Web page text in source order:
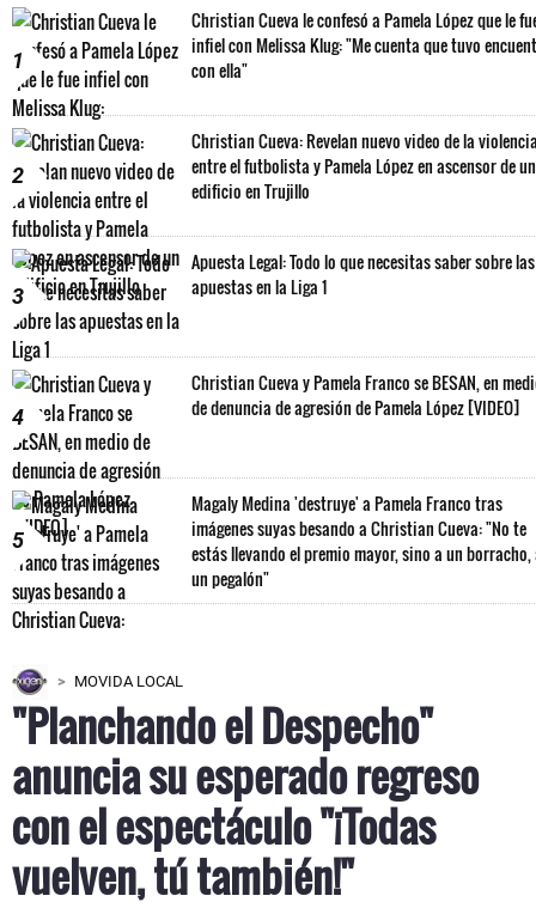
1
Christian Cueva le confesó a Pamela López que le
infiel con Melissa Klug: "Me cuenta que tuvo
con ella"
2
Christian Cueva: Revelan nuevo video de la
entre el futbolista y Pamela López en ascensor de un
edificio en Trujillo
3
Apuesta Legal: Todo lo que necesitas saber sobre las
apuestas en la Liga 1
4
Christian Cueva y Pamela Franco se BESAN, en
de denuncia de agresión de Pamela López [VIDEO]
5
Magaly Medina 'destruye' a Pamela Franco tras
imágenes suyas besando a Christian Cueva: "No te
estás llevando el premio mayor, sino a un borracho,
un pegalón"
MOVIDA LOCAL
"Planchando el Despecho"
anuncia su esperado regreso
con el espectáculo "¡Todas
vuelven, tú también!"